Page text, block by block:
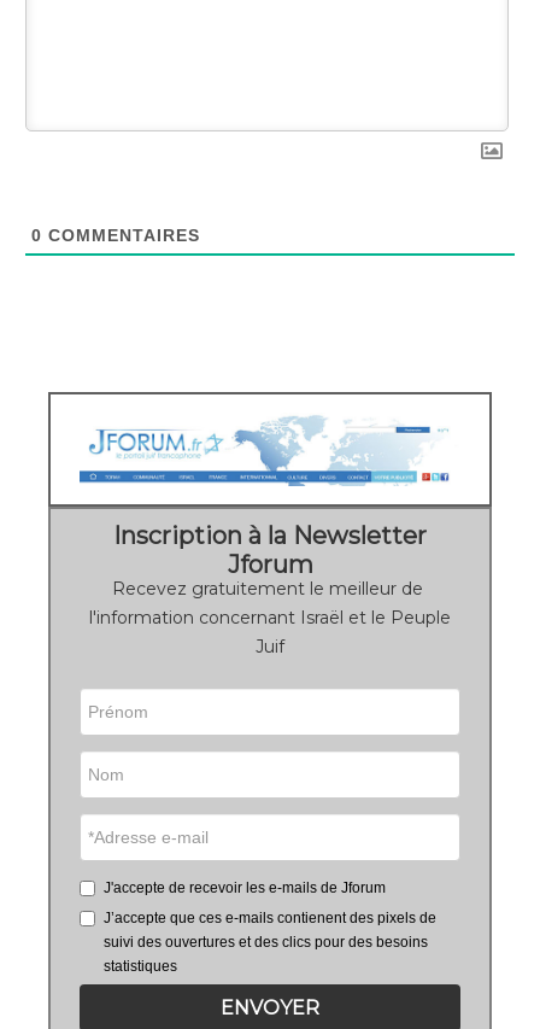
0 COMMENTAIRES
Inscription à la Newsletter
Jforum
Recevez gratuitement le meilleur de
l'information concernant Israël et le Peuple
Juif
J'accepte de recevoir les e-mails de Jforum
J’accepte que ces e-mails contienent des pixels de
suivi des ouvertures et des clics pour des besoins
statistiques
ENVOYER